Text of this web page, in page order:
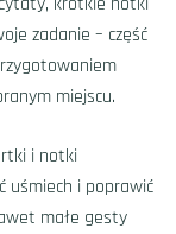
zadanie – część
miejscu.
i notki
uśmiech i poprawić
małe gesty